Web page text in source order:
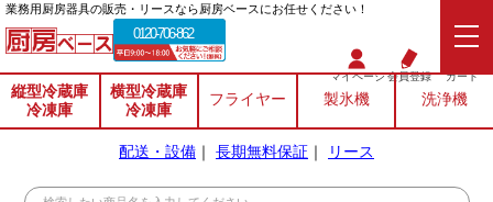
業務⽤厨房器具の販売・リースなら厨房ベースにお任せください！
0120-706-862
マイページ会員登録 カート
縦型冷蔵庫
冷凍庫
横型冷蔵庫
冷凍庫
フライヤー 製氷機 洗浄機
配送・設備 ｜ 長期無料保証 ｜ リース